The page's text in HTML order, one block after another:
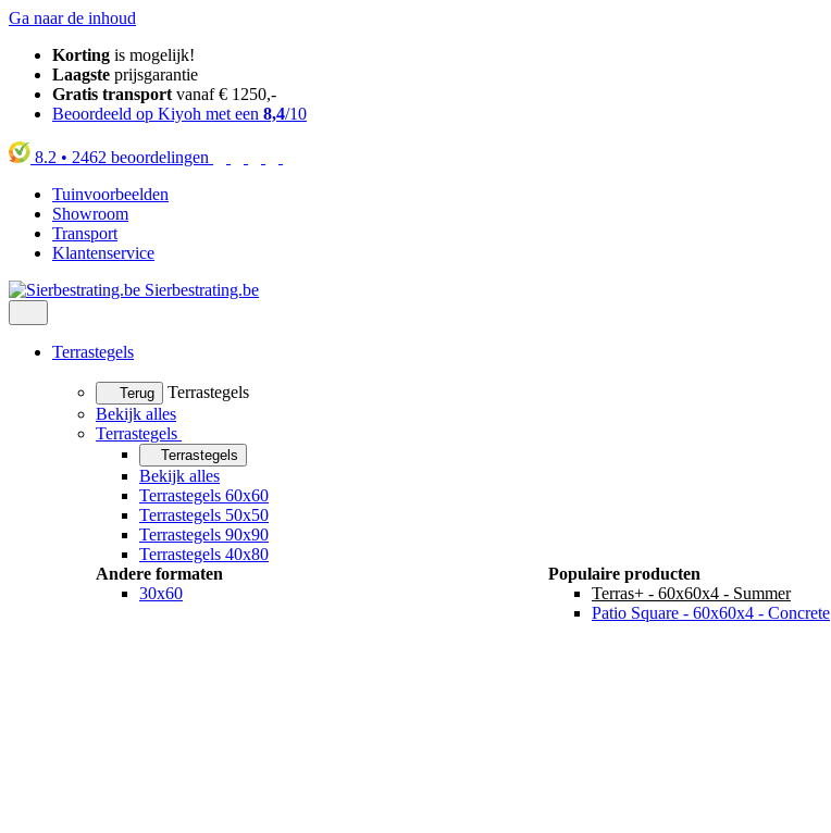
Ga naar de inhoud
Korting is mogelijk!
Laagste prijsgarantie
Gratis transport vanaf € 1250,-
Beoordeeld op Kiyoh met een 8,4/10
8.2 • 2462 beoordelingen
Tuinvoorbeelden
Showroom
Transport
Klantenservice
Sierbestrating.be
Terrastegels
Terug
Terrastegels
Bekijk alles
Terrastegels
Terrastegels
Bekijk alles
Terrastegels 60x60
Terrastegels 50x50
Terrastegels 90x90
Terrastegels 40x80
Andere formaten
30x60
Populaire producten
Terras+ - 60x60x4 - Summer
Patio Square - 60x60x4 - Concrete